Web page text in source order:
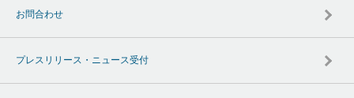
お問合わせ
プレスリリース・ニュース受付